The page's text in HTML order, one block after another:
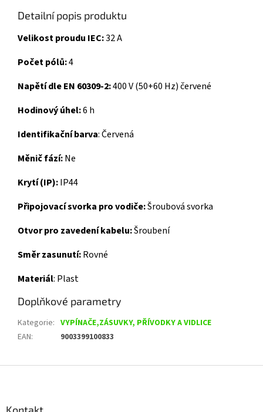
Detailní popis produktu
Velikost proudu IEC:32 A
Počet pólů:4
Napětí dle EN 60309-2:400 V (50+60 Hz) červené
Hodinový úhel:6 h
Identifikační barva:Červená
Měnič fází:Ne
Krytí (IP):IP44
Připojovací svorka pro vodiče:Šroubová svorka
Otvor pro zavedení kabelu:Šroubení
Směr zasunutí:Rovné
Materiál: Plast
Doplňkové parametry
Kategorie: VYPÍNAČE,ZÁSUVKY, PŘÍVODKY A VIDLICE
EAN: 9003399100833